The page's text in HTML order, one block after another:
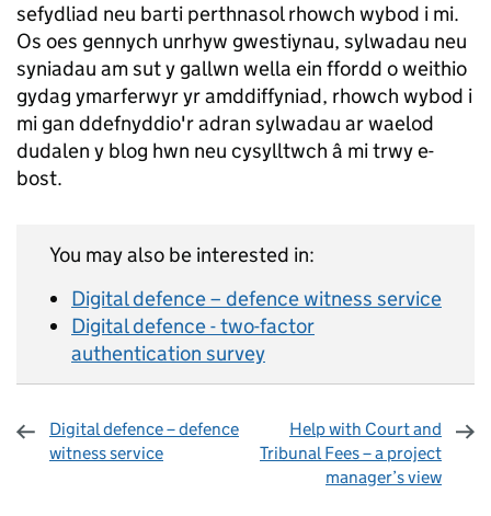
sefydliad neu barti perthnasol rhowch wybod i mi.
Os oes gennych unrhyw gwestiynau, sylwadau neu
syniadau am sut y gallwn wella ein ffordd o weithio
gydag ymarferwyr yr amddiffyniad, rhowch wybod i
mi gan ddefnyddio'r adran sylwadau ar waelod
dudalen y blog hwn neu cysylltwch â mi trwy e-
bost.
You may also be interested in:
Digital defence – defence witness service
Digital defence - two-factor
authentication survey
Digital defence – defence
witness service
Help with Court and
Tribunal Fees – a project
manager’s view